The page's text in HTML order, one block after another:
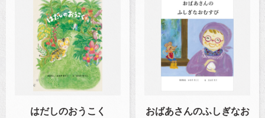
はだしのおうこく
おばあさんのふしぎなお